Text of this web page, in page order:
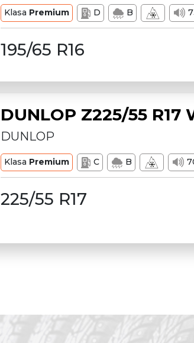
Klasa Premium D B
195/65 R16
DUNLOP Z225/55 R17
DUNLOP
Klasa Premium C B
225/55 R17